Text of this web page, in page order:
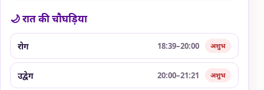
🌙 रात की चौघड़िया
रोग 18:39–20:00 अशुभ
उद्वेग 20:00–21:21 अशुभ